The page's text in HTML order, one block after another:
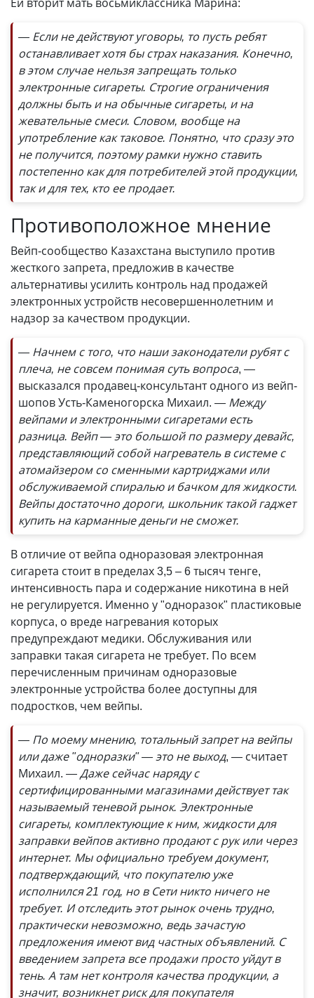
— Если не действуют уговоры, то пусть ребят
останавливает хотя бы страх наказания. Конечно,
в этом случае нельзя запрещать только
электронные сигареты. Строгие ограничения
должны быть и на обычные сигареты, и на
жевательные смеси. Словом, вообще на
употребление как таковое. Понятно, что сразу это
не получится, поэтому рамки нужно ставить
постепенно как для потребителей этой продукции,
так и для тех, кто ее продает.
Противоположное мнение
Вейп-сообщество Казахстана выступило против
жесткого запрета, предложив в качестве
альтернативы усилить контроль над продажей
электронных устройств несовершеннолетним и
надзор за качеством продукции.
— Начнем с того, что наши законодатели рубят с
плеча, не совсем понимая суть вопроса, —
высказался продавец-консультант одного из вейп-
шопов Усть-Каменогорска Михаил. — Между
вейпами и электронными сигаретами есть
разница. Вейп — это большой по размеру девайс,
представляющий собой нагреватель в системе с
атомайзером со сменными картриджами или
обслуживаемой спиралью и бачком для жидкости.
Вейпы достаточно дороги, школьник такой гаджет
купить на карманные деньги не сможет.
В отличие от вейпа одноразовая электронная
сигарета стоит в пределах 3,5 – 6 тысяч тенге,
интенсивность пара и содержание никотина в ней
не регулируется. Именно у "одноразок" пластиковые
корпуса, о вреде нагревания которых
предупреждают медики. Обслуживания или
заправки такая сигарета не требует. По всем
перечисленным причинам одноразовые
электронные устройства более доступны для
подростков, чем вейпы.
— По моему мнению, тотальный запрет на вейпы
или даже "одноразки" — это не выход, — считает
Михаил. — Даже сейчас наряду с
сертифицированными магазинами действует так
называемый теневой рынок. Электронные
сигареты, комплектующие к ним, жидкости для
заправки вейпов активно продают с рук или через
интернет. Мы официально требуем документ,
подтверждающий, что покупателю уже
исполнился 21 год, но в Сети никто ничего не
требует. И отследить этот рынок очень трудно,
практически невозможно, ведь зачастую
предложения имеют вид частных объявлений. С
введением запрета все продажи просто уйдут в
тень. А там нет конт­роля качества продукции, а
значит, возникнет риск для покупателя